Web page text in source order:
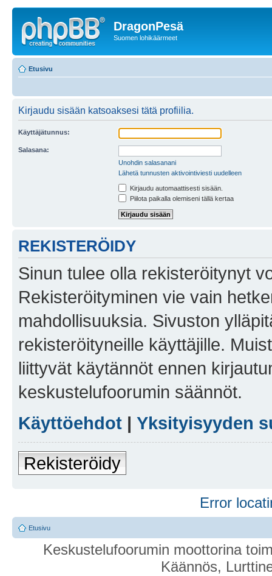
DragonPesä
Suomen lohikäärmeet
Etusivu
Kirjaudu sisään katsoaksesi tätä profiilia.
Käyttäjätunnus:
Salasana:
Unohdin salasanani
Lähetä tunnusten aktivointiviesti uudelleen
Kirjaudu automaattisesti sisään.
Piilota paikalla olemiseni tällä kertaa
REKISTERÖIDY
Sinun tulee olla rekisteröitynyt
Rekisteröityminen vie vain
mahdollisuuksia. Sivuston
rekisteröityneille käyttäjille.
liittyvät käytännöt ennen
keskustelufoorumin säännöt.
Käyttöehdot | Yksityisyyden
Rekisteröidy
Error
Etusivu
Keskustelufoorumin moottorina
Käännös,